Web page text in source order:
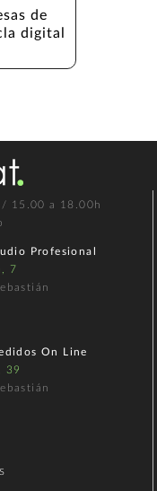
de
digital
15.00 a 18.00h
Profesional
7
On Line
39